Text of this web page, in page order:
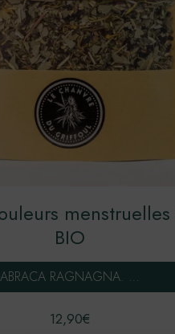
menstruelles
BIO
ABRACA RAGNAGNA. …
12,90€